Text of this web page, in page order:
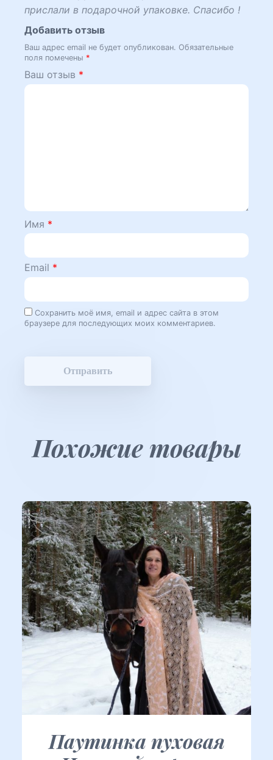
прислали в подарочной упаковке. Спасибо !
Добавить отзыв
Ваш адрес email не будет опубликован. Обязательные
поля помечены *
Ваш отзыв *
Имя *
Email *
Сохранить моё имя, email и адрес сайта в этом
браузере для последующих моих комментариев.
Похожие товары
Паутинка пуховая